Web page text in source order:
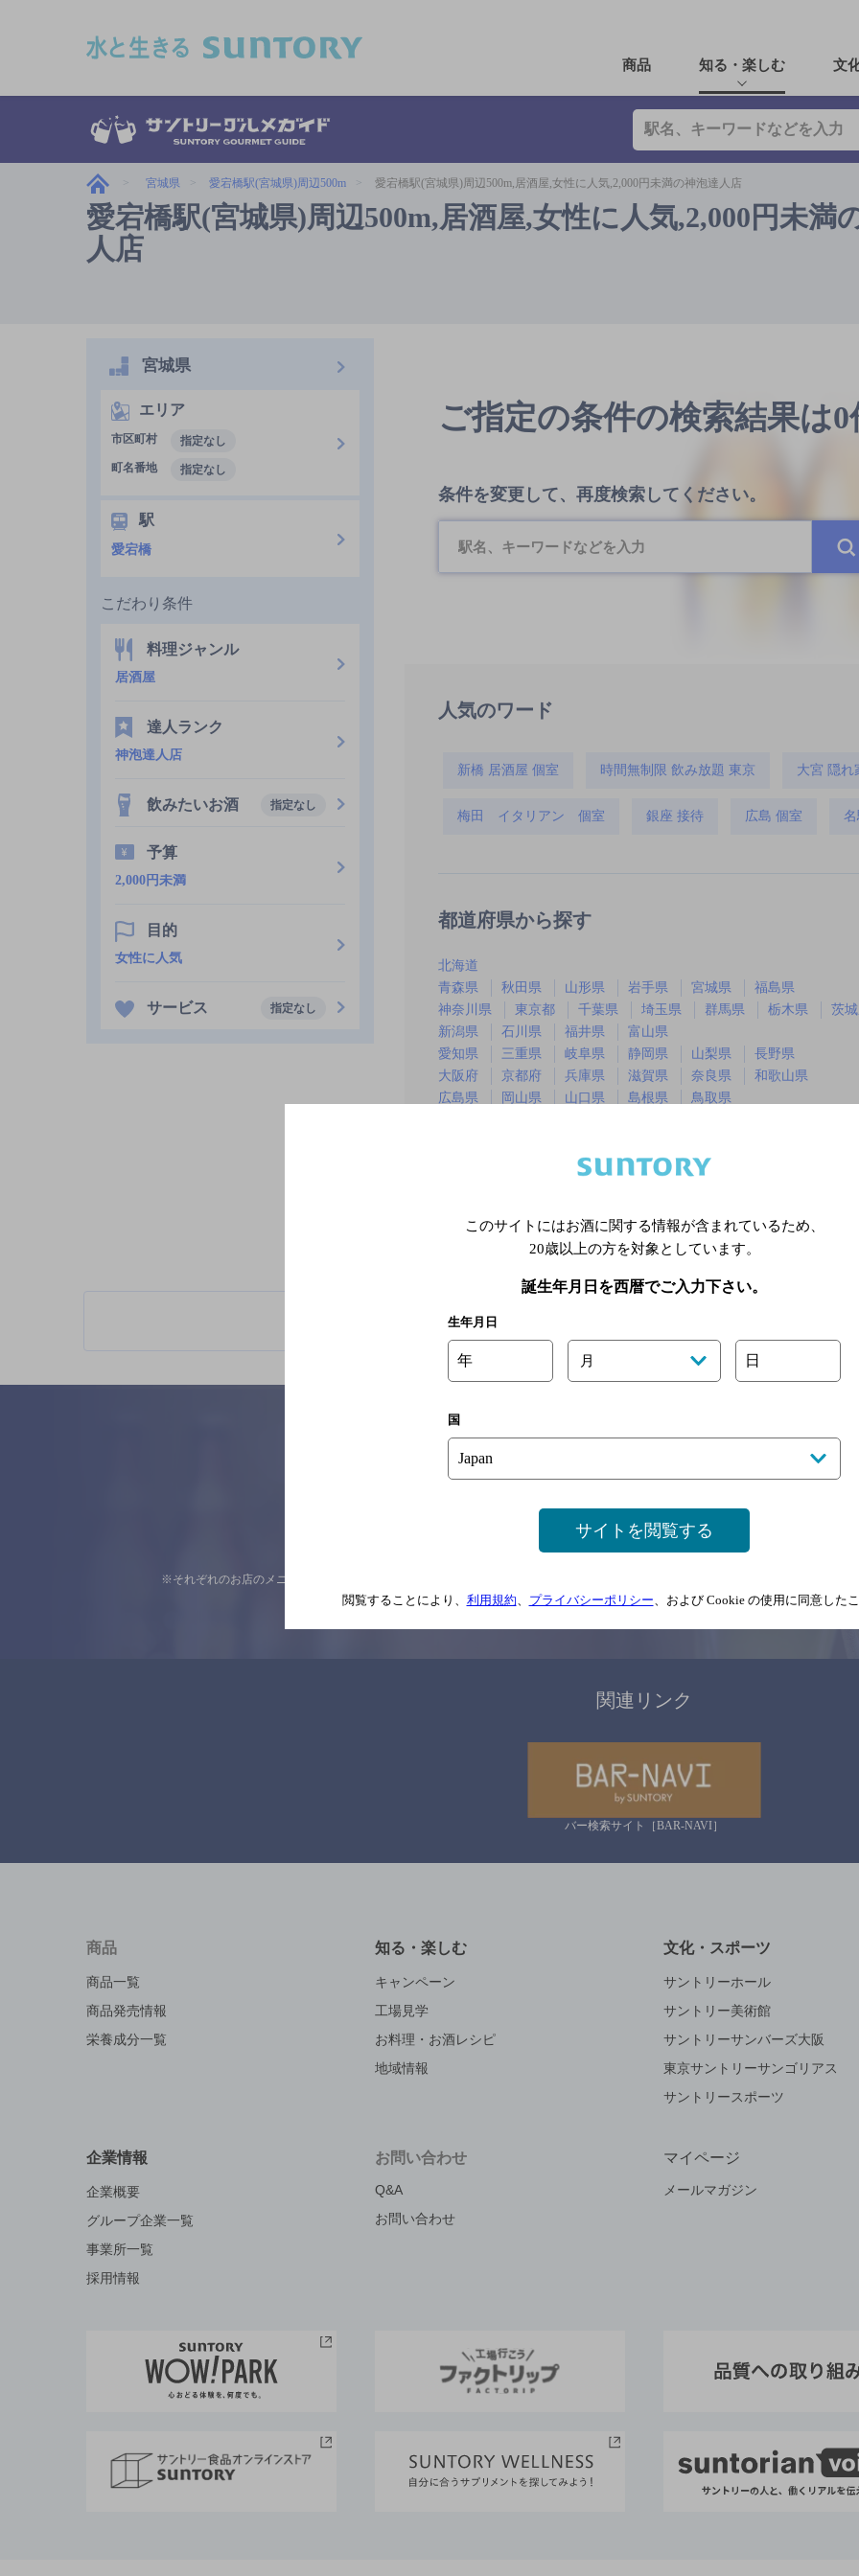
商品 知る・楽しむ 文
宮城県 愛宕橋駅(宮城県)周辺500m 愛宕橋駅(宮城県)周辺500m,居酒屋,女性に人気,2,000円未満の神泡達人店
愛宕橋駅(宮城県)周辺500m,居酒屋,女性に人気,2,000円未満
人店
ご指定の条件の検索結果は0
条件を変更して、再度検索してください。
人気のワード
新橋 居酒屋 個室 時間無制限 飲み放題 東京 大宮 隠れ
梅田 イタリアン 個室 銀座 接待 広島 個室
都道府県から探す
北海道
青森県
秋田県 山形県 岩手県 宮城県
福島県
神奈川県
東京都 千葉県 埼玉県 群馬県 栃木県
茨
新潟県
石川県 福井県
富山県
愛知県
三重県 岐阜県 静岡県 山梨県
長野県
大阪府
京都府 兵庫県 滋賀県 奈良県
和歌山県
広島県
岡山県 山口県 島根県
鳥取県
※店舗によりハイボール取り扱い銘
宮城県
エリア
市区町村
指定なし
町名番地
指定なし
駅
愛宕橋
こだわり条件
料理ジャンル
居酒屋
達人ランク
神泡達人店
飲みたいお酒 指定なし
予算
2,000円未満
目的
女性に人気
サービス 指定なし
ご意見・ご感想
※それぞれのお店のメニューや営業時間などの掲載情報については、 念のためお店にご確
関連リンク
バー検索サイト［BAR-NAVI］
商品
商品一覧
商品発売情報
栄養成分一覧
知る・楽しむ
キャンペーン
工場見学
お料理・お酒レシピ
地域情報
文化・スポーツ
サントリーホール
サントリー美術館
サントリーサンバーズ大阪
東京サントリーサンゴリアス
サントリースポーツ
企業情報
企業概要
グループ企業一覧
事業所一覧
採用情報
お問い合わせ
Q&A
お問い合わせ
マイページ
メールマガジン
このサイトにはお酒に関する情報が含まれているため、
20歳以上の方を対象としています。
誕生年月日を西暦でご入力下さい。
生年月日
年 月 日
国
サイトを閲覧する
閲覧することにより、 利用規約、 プライバシーポリシー、および Cookie の使用に同意した